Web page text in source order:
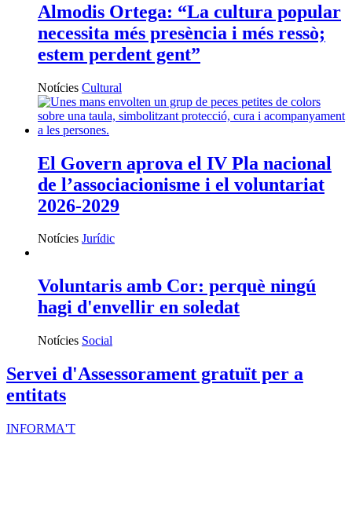
Almodis Ortega: “La cultura popular
necessita més presència i més ressò;
estem perdent gent”
Notícies Cultural
El Govern aprova el IV Pla nacional
de l’associacionisme i el voluntariat
2026-2029
Notícies Jurídic
Voluntaris amb Cor: perquè ningú
hagi d'envellir en soledat
Notícies Social
Servei d'Assessorament gratuït per a
entitats
INFORMA'T